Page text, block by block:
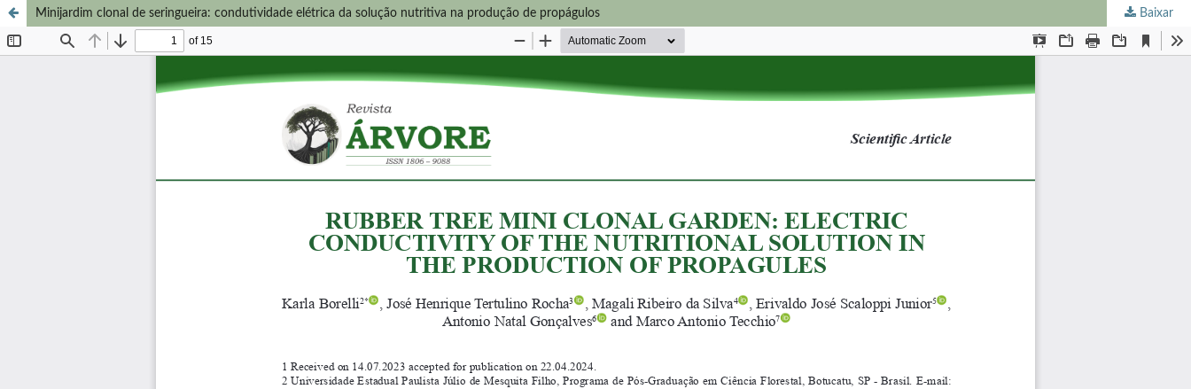
Minijardim clonal de seringueira: condutividade elétrica da solução nutritiva na produção de propágulos Baixar